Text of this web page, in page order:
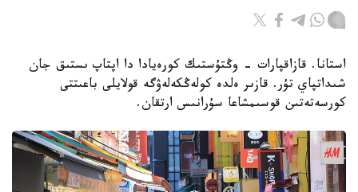
استانا. قازاقپارات - وڭتۇستىك كورەيادا دا اپتاپ ىستىق جان
شىداتپاي تۇر. قازىر ەلدە كولەڭكەلەۋگە قولايلى باعىتتى
كورسەتەتىن قوسىمشاعا سۇرانىس ارتقان.